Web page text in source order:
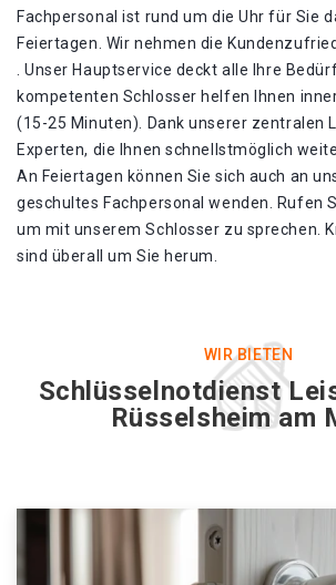
Fachpersonal ist rund um die Uhr für Sie
Feiertagen. Wir nehmen die
. Unser Hauptservice deckt alle Ihre
kompetenten Schlosser helfen Ihnen
(15-25 Minuten). Dank unserer zentralen
Experten, die Ihnen schnellstmöglich
An Feiertagen können Sie sich auch an
geschultes Fachpersonal wenden. Rufen
um mit unserem Schlosser zu sprechen.
sind überall um Sie herum.
WIR BIETEN
Schlüsselnotdienst
Rüsselsheim am